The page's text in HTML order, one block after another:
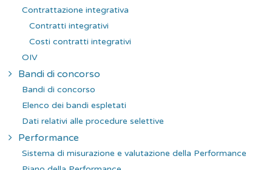
Contrattazione integrativa
Contratti integrativi
Costi contratti integrativi
OIV
Bandi di concorso
Bandi di concorso
Elenco dei bandi espletati
Dati relativi alle procedure selettive
Performance
Sistema di misurazione e valutazione della Performance